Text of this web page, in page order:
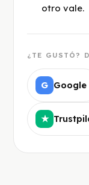
otro vale.
¿TE GUSTÓ?
G Google
★